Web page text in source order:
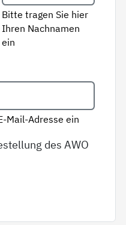
Bitte tragen Sie hier
Ihren Nachnamen
ein
Mail-Adresse ein
des AWO